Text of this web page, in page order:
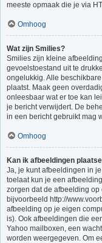
meeste opmaak die je via
Omhoog
Wat zijn Smilies?
Smilies zijn kleine
gevoelstoestand uit te
ongelukkig. Alle
plaatst. Maak geen
onleesbaar wat er toe kan
je bericht verwijdert. De
in een bericht gebruikt mag
Omhoog
Kan ik afbeeldingen
Ja, je kunt afbeeldingen in
toelaat kun je een
zorgen dat de afbeelding
bijvoorbeeld http://
afbeelding op je eigen
is). Ook afbeeldingen die
Yahoo mailboxen, een
worden weergegeven. Om